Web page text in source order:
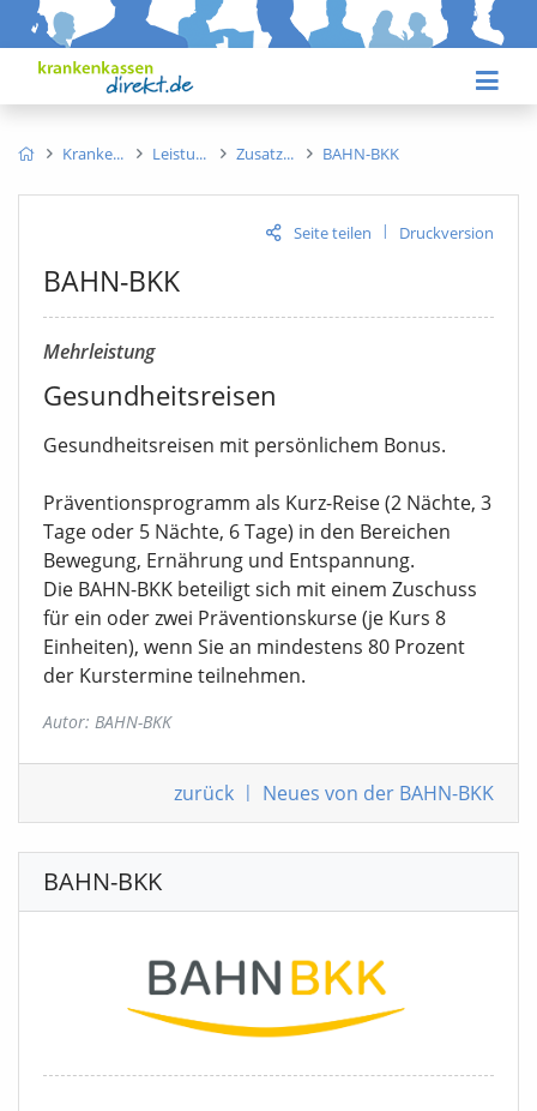
Kranke Leistu Zusatz BAHN-BKK
Seite teilen | Druckversion
BAHN-BKK
Mehrleistung
Gesundheitsreisen
Gesundheitsreisen mit persönlichem Bonus.
Präventionsprogramm als Kurz-Reise (2 Nächte, 3
Tage oder 5 Nächte, 6 Tage) in den Bereichen
Bewegung, Ernährung und Entspannung.
Die BAHN-BKK beteiligt sich mit einem Zuschuss
für ein oder zwei Präventionskurse (je Kurs 8
Einheiten), wenn Sie an mindestens 80 Prozent
der Kurstermine teilnehmen.
Autor: BAHN-BKK
zurück | Neues von der BAHN-BKK
BAHN-BKK